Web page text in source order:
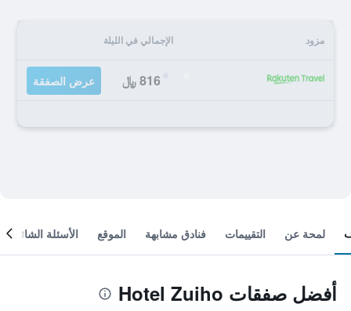
مزود الإجمالي في الليلة
816 ﷼ عرض الصفقة
لمحة عن التقييمات فنادق مشابهة الموقع الأسئلة الشائعة
أفضل صفقات Hotel Zuiho